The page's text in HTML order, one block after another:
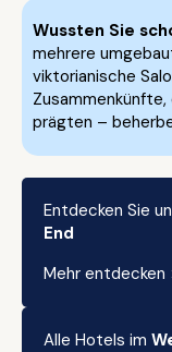
Wussten Sie
mehrere
viktorianische
prägten –
Entdecken Sie
End
Mehr entdecken
Alle Hotels im